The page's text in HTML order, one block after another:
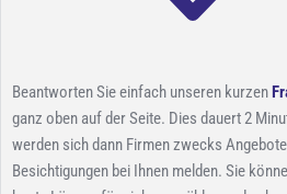
Beantworten Sie einfach unseren kurzen
ganz oben auf der Seite. Dies dauert 2
werden sich dann Firmen zwecks
Besichtigungen bei Ihnen melden. Sie